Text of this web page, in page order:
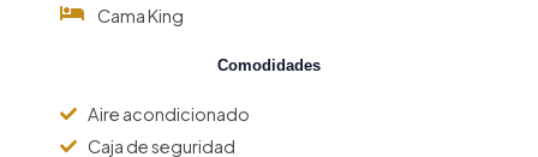
Cama King
Comodidades
Aire acondicionado
Caja de seguridad